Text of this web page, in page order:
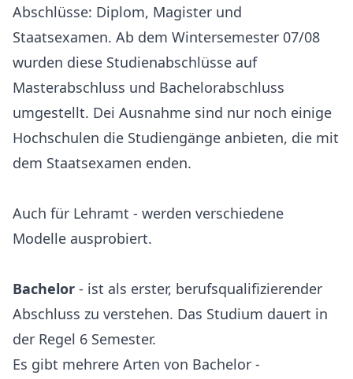
Abschlüsse: Diplom, Magister und
Staatsexamen. Ab dem Wintersemester 07/08
wurden diese Studienabschlüsse auf
Masterabschluss und Bachelorabschluss
umgestellt. Dei Ausnahme sind nur noch einige
Hochschulen die Studiengänge anbieten, die mit
dem Staatsexamen enden.
Auch für Lehramt - werden verschiedene
Modelle ausprobiert.
Bachelor - ist als erster, berufsqualifizierender
Abschluss zu verstehen. Das Studium dauert in
der Regel 6 Semester.
Es gibt mehrere Arten von Bachelor -